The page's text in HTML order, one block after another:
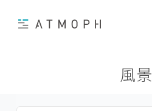
風景